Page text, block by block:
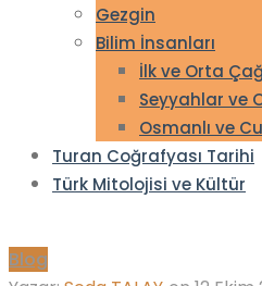
Gezgin
Bilim İnsanları
İlk ve Orta
Seyyahlar ve
Osmanlı ve
Turan Coğrafyası Tarihi
Türk Mitolojisi ve Kültür
Blog